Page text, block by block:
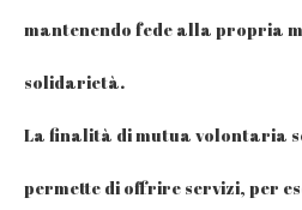
mantenendo fede alla propria
solidarietà.
La finalità di mutua volontaria
permette di offrire servizi, per